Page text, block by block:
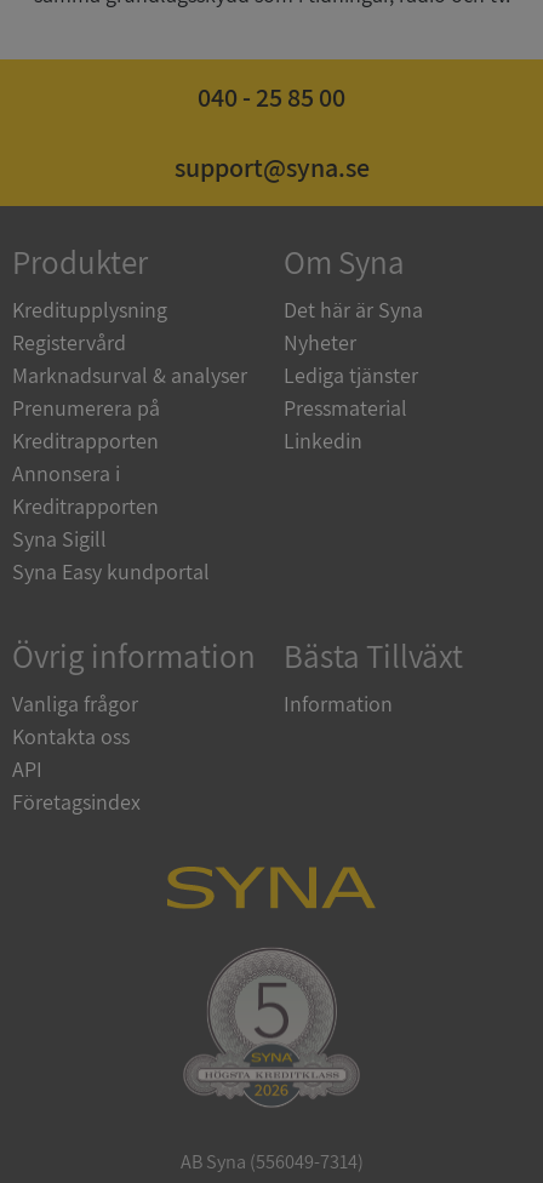
040 - 25 85 00
support@syna.se
Produkter
Kreditupplysning
Registervård
Marknadsurval & analyser
Prenumerera på
Kreditrapporten
Annonsera i
Kreditrapporten
Syna Sigill
Syna Easy kundportal
Om Syna
Det här är Syna
Nyheter
Lediga tjänster
Pressmaterial
Linkedin
Övrig information
Vanliga frågor
Kontakta oss
API
Företagsindex
Bästa Tillväxt
Information
AB Syna (556049-7314)
Corporation
ARRAffinity
Microsoft
.syna.se
__RequestVerificationToken
CookieScriptConsent
CookieScript
.syna.se
Google LLC
www.google.com
ASP.NET_SessionId
Microsoft